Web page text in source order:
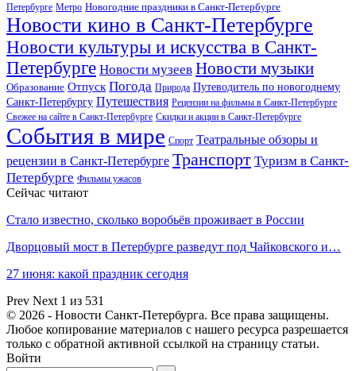
Петербурге Метро Новогодние праздники в Санкт-Петербурге
Новости кино в Санкт-Петербурге
Новости культуры и искусства в Санкт-
Петербурге Новости музеев Новости музыки
Образование Отпуск Погода Природа Путеводитель по новогоднему
Санкт-Петербургу Путешествия Рецензии на фильмы в Санкт-Петербурге
Свежее на сайте в Санкт-Петербурге Скидки и акции в Санкт-Петербурге
События в мире Спорт Театральные обзоры и
рецензии в Санкт-Петербурге Транспорт Туризм в Санкт-
Петербурге Фильмы ужасов
Сейчас читают
Стало известно, сколько воробьёв проживает в России
Дворцовый мост в Петербурге разведут под Чайковского и…
27 июня: какой праздник сегодня
Prev Next 1 из 531
© 2026 - Новости Санкт-Петербурга. Все права защищены.
Любое копирование материалов с нашего ресурса разрешается
только с обратной активной ссылкой на страницу статьи.
Войти